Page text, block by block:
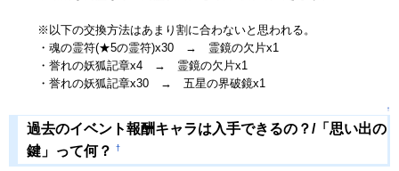
※以下の交換方法はあまり割に合わないと思われる。
・魂の霊符(★5の霊符)x30 → 霊鏡の欠片x1
・誉れの妖狐記章x4 → 霊鏡の欠片x1
・誉れの妖狐記章x30 → 五星の界破鏡x1
↑
過去のイベント報酬キャラは入手できるの？/「思い出の
鍵」って何？
†